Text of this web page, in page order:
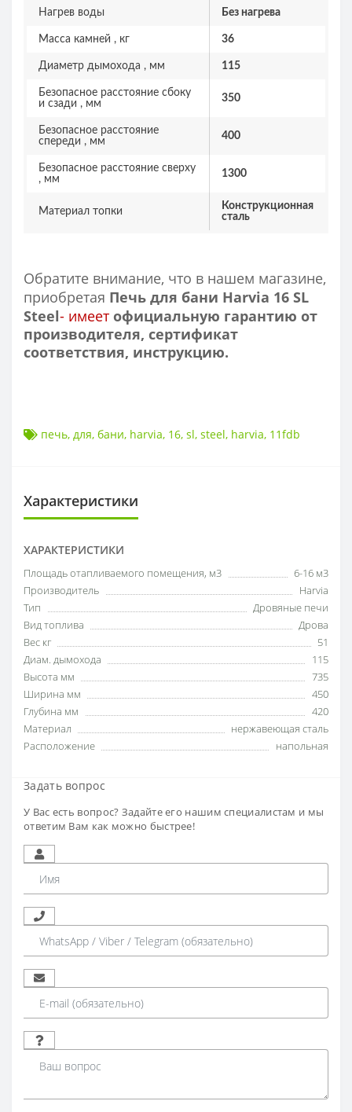
Нагрев воды Без нагрева
Масса камней , кг 36
Диаметр дымохода , мм 115
Безопасное расстояние сбоку
и сзади , мм
350
Безопасное расстояние
спереди , мм
400
Безопасное расстояние сверху
, мм
1300
Материал топки
Конструкционная
сталь
Обратите внимание, что в нашем магазине,
приобретая Печь для бани Harvia 16 SL
Steel- имеет официальную гарантию от
производителя, сертификат
соответствия, инструкцию.
печь, для, бани, harvia, 16, sl, steel, harvia, 11fdb
Характеристики
ХАРАКТЕРИСТИКИ
Площадь отапливаемого помещения, м3
6-16 м3
Производитель
Harvia
Тип
Дровяные печи
Вид топлива
Дрова
Вес кг
51
Диам. дымохода
115
Высота мм
735
Ширина мм
450
Глубина мм
420
Материал
нержавеющая сталь
Расположение
напольная
Задать вопрос
У Вас есть вопрос? Задайте его нашим специалистам и мы
ответим Вам как можно быстрее!